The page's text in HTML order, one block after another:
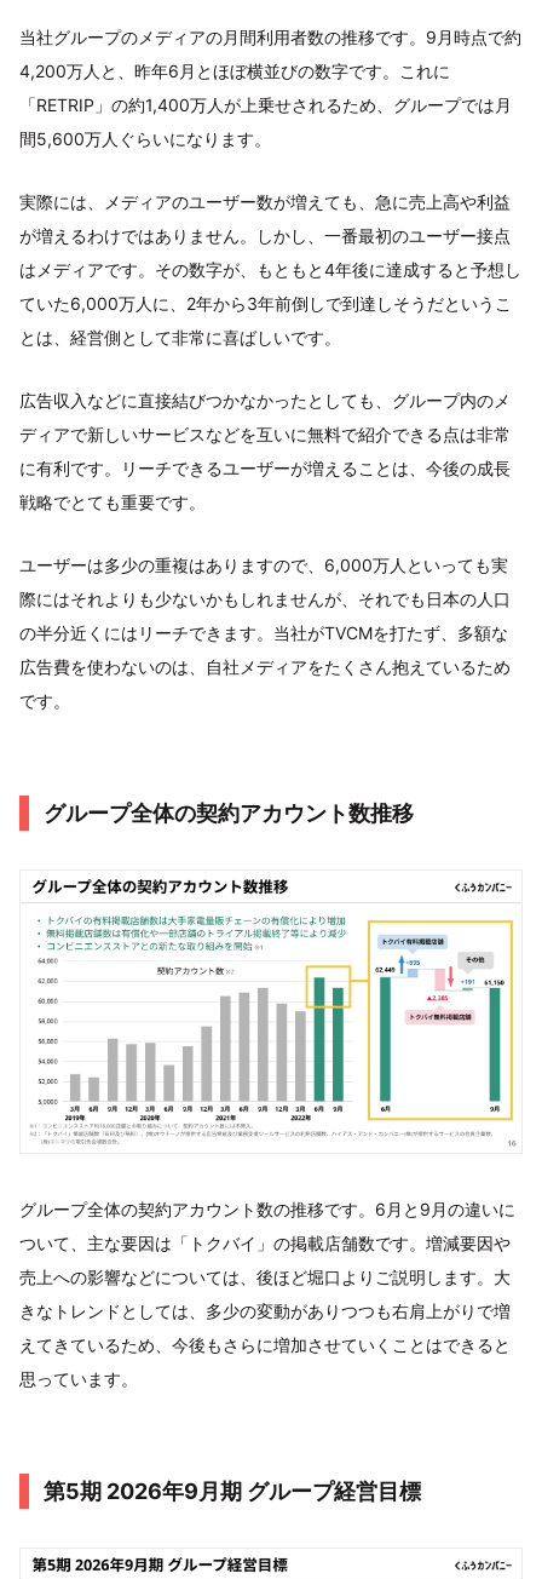
当社グループのメディアの月間利用者数の推移です。9月時点で約
4,200万人と、昨年6月とほぼ横並びの数字です。これに
「RETRIP」の約1,400万人が上乗せされるため、グループでは月
間5,600万人ぐらいになります。
実際には、メディアのユーザー数が増えても、急に売上高や利益
が増えるわけではありません。しかし、一番最初のユーザー接点
はメディアです。その数字が、もともと4年後に達成すると予想し
ていた6,000万人に、2年から3年前倒しで到達しそうだというこ
とは、経営側として非常に喜ばしいです。
広告収入などに直接結びつかなかったとしても、グループ内のメ
ディアで新しいサービスなどを互いに無料で紹介できる点は非常
に有利です。リーチできるユーザーが増えることは、今後の成長
戦略でとても重要です。
ユーザーは多少の重複はありますので、6,000万人といっても実
際にはそれよりも少ないかもしれませんが、それでも日本の人口
の半分近くにはリーチできます。当社がTVCMを打たず、多額な
広告費を使わないのは、自社メディアをたくさん抱えているため
です。
グループ全体の契約アカウント数推移
グループ全体の契約アカウント数の推移です。6月と9月の違いに
ついて、主な要因は「トクバイ」の掲載店舗数です。増減要因や
売上への影響などについては、後ほど堀口よりご説明します。大
きなトレンドとしては、多少の変動がありつつも右肩上がりで増
えてきているため、今後もさらに増加させていくことはできると
思っています。
第5期 2026年9月期 グループ経営目標